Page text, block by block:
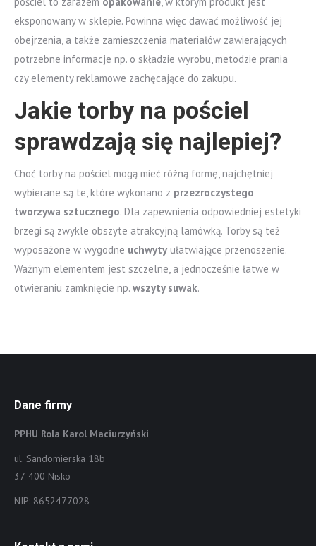
eksponowany w sklepie. Powinna więc dawać możliwość jej
obejrzenia, a także zamieszczenia materiałów zawierających
potrzebne informacje np. o składzie wyrobu, metodzie prania
czy elementy reklamowe zachęcające do zakupu.
Jakie torby na pościel
sprawdzają się najlepiej?
Choć torby na pościel mogą mieć różną formę, najchętniej
wybierane są te, które wykonano z przezroczystego
tworzywa sztucznego. Dla zapewnienia odpowiedniej estetyki
brzegi są zwykle obszyte atrakcyjną lamówką. Torby są też
wyposażone w wygodne uchwyty ułatwiające przenoszenie.
Ważnym elementem jest szczelne, a jednocześnie łatwe w
otwieraniu zamknięcie np. wszyty suwak.
Dane firmy
PPHU Rola Karol Maciurzyński
ul. Sandomierska 18b
37-400 Nisko
NIP: 8652477028